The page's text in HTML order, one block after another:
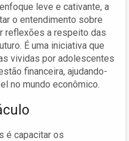
leve e cativante, a
o entendimento sobre
reflexões a respeito das
É uma iniciativa que
vividas por adolescentes
financeira, ajudando-
no mundo econômico.
é capacitar os